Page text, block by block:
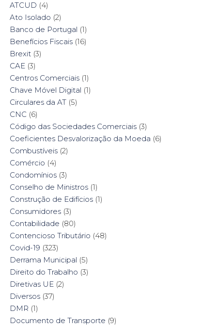
ATCUD (4)
Ato Isolado (2)
Banco de Portugal (1)
Benefícios Fiscais (16)
Brexit (3)
CAE (3)
Centros Comerciais (1)
Chave Móvel Digital (1)
Circulares da AT (5)
CNC (6)
Código das Sociedades Comerciais (3)
Coeficientes Desvalorização da Moeda (6)
Combustíveis (2)
Comércio (4)
Condomínios (3)
Conselho de Ministros (1)
Construção de Edifícios (1)
Consumidores (3)
Contabilidade (80)
Contencioso Tributário (48)
Covid-19 (323)
Derrama Municipal (5)
Direito do Trabalho (3)
Diretivas UE (2)
Diversos (37)
DMR (1)
Documento de Transporte (9)